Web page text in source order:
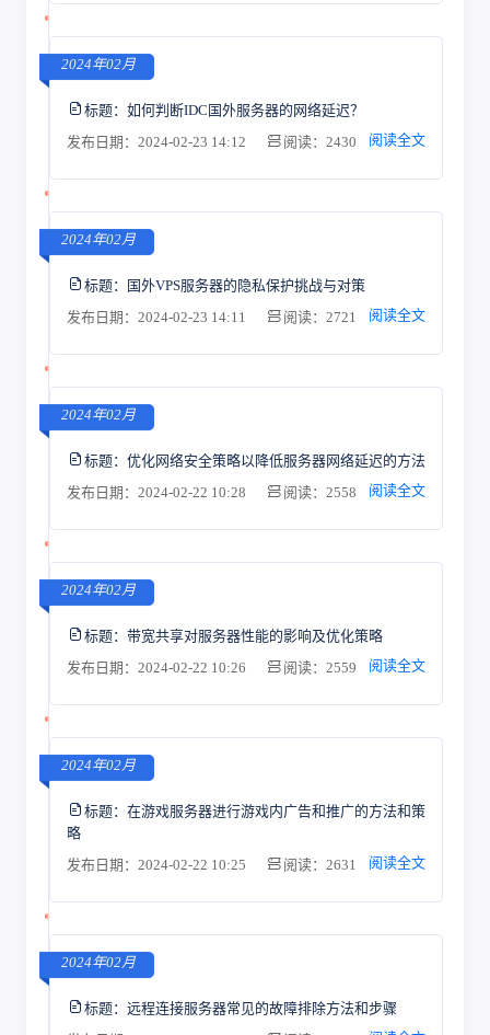
2024年02月
标题： 如何判断IDC国外服务器的网络延迟？
发布日期：2024-02-23 14:12
阅读：2430 阅读全文
2024年02月
标题： 国外VPS服务器的隐私保护挑战与对策
发布日期：2024-02-23 14:11
阅读：2721 阅读全文
2024年02月
标题： 优化网络安全策略以降低服务器网络延迟的方法
发布日期：2024-02-22 10:28
阅读：2558 阅读全文
2024年02月
标题： 带宽共享对服务器性能的影响及优化策略
发布日期：2024-02-22 10:26
阅读：2559 阅读全文
2024年02月
标题： 在游戏服务器进行游戏内广告和推广的方法和策
略
发布日期：2024-02-22 10:25
阅读：2631 阅读全文
2024年02月
标题： 远程连接服务器常见的故障排除方法和步骤